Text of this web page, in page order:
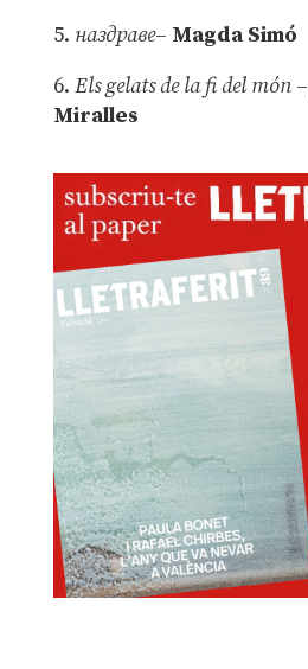
5. наздраве– Magda Simó
6. Els gelats de la fi del món –
Miralles